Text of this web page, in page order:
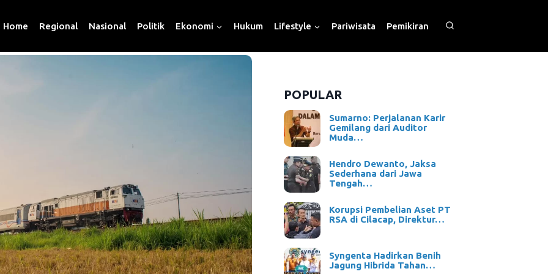
Home Regional Nasional Politik Ekonomi Hukum Lifestyle Pariwisata Pemikiran
POPULAR
Sumarno: Perjalanan Karir
Gemilang dari Auditor
Muda…
Hendro Dewanto, Jaksa
Sederhana dari Jawa
Tengah…
Korupsi Pembelian Aset PT
RSA di Cilacap, Direktur…
Syngenta Hadirkan Benih
Jagung Hibrida Tahan…